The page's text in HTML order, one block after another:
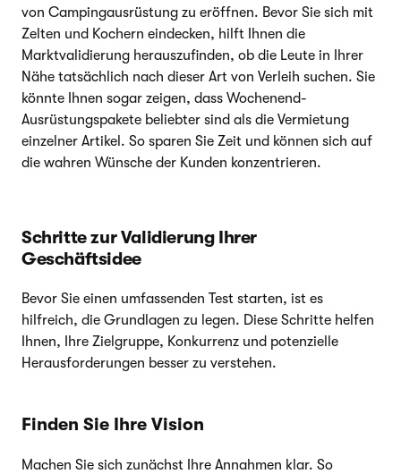
von Campingausrüstung zu eröffnen. Bevor Sie sich mit
Zelten und Kochern eindecken, hilft Ihnen die
Marktvalidierung herauszufinden, ob die Leute in Ihrer
Nähe tatsächlich nach dieser Art von Verleih suchen. Sie
könnte Ihnen sogar zeigen, dass Wochenend-
Ausrüstungspakete beliebter sind als die Vermietung
einzelner Artikel. So sparen Sie Zeit und können sich auf
die wahren Wünsche der Kunden konzentrieren.
Schritte zur Validierung Ihrer
Geschäftsidee
Bevor Sie einen umfassenden Test starten, ist es
hilfreich, die Grundlagen zu legen. Diese Schritte helfen
Ihnen, Ihre Zielgruppe, Konkurrenz und potenzielle
Herausforderungen besser zu verstehen.
Finden Sie Ihre Vision
Machen Sie sich zunächst Ihre Annahmen klar. So